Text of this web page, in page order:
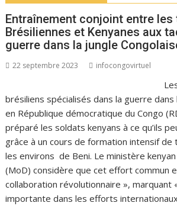
Entraînement conjoint entre les
Brésiliennes et Kenyanes aux
guerre dans la jungle
22 septembre 2023 infocongovirtuel
brésiliens spécialisés dans la guerre
en République démocratique du Congo
préparé les soldats kenyans à ce qu’ils
grâce à un cours de formation intensif de
les environs de Beni. Le ministère
(MoD) considère que cet effort commun
collaboration révolutionnaire », marquant
importante dans les efforts